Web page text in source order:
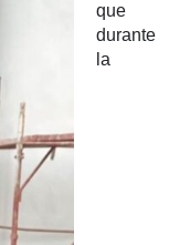
que
durante
la